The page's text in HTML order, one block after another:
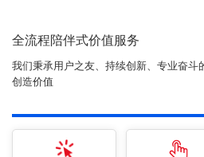
全流程陪伴式价值服务
我们秉承用户之友、持续创新、专业奋斗
创造价值